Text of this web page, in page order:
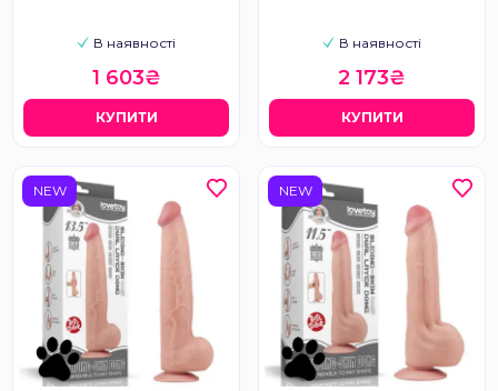
В наявності
1 603₴
КУПИТИ
В наявності
2 173₴
КУПИТИ
NEW NEW